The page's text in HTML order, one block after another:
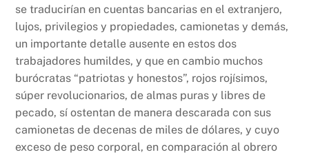
se traducirían en cuentas bancarias en el extranjero,
lujos, privilegios y propiedades, camionetas y demás,
un importante detalle ausente en estos dos
trabajadores humildes, y que en cambio muchos
burócratas “patriotas y honestos”, rojos rojísimos,
súper revolucionarios, de almas puras y libres de
pecado, sí ostentan de manera descarada con sus
camionetas de decenas de miles de dólares, y cuyo
exceso de peso corporal, en comparación al obrero